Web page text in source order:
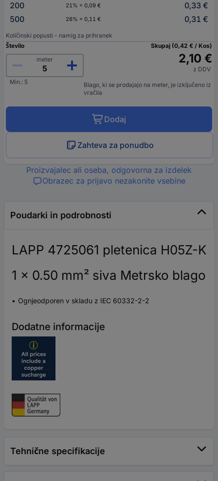
200
21% = 0,09 €
0,33 €
500
26% = 0,11 € 0,31 €
Količinski popusti - namig za prihranek
Število
meter
Min.: 5
Skupaj (0,42 € / Kos)
2,10 €
z DDV
Blago, ki se prodajajo na meter, je izključeno iz
vračila
Dodaj
Zahteva za ponudbo
Proizvajalec ali oseba, odgovorna za izdelek
Obrazec za prijavo nezakonite vsebine
Poudarki in podrobnosti
LAPP 4725061 pletenica H05Z-K
1 x 0.50 mm² siva Metrsko blago
Ognjeodporen v skladu z IEC 60332-2-2
Dodatne informacije
Tehnične specifikacije